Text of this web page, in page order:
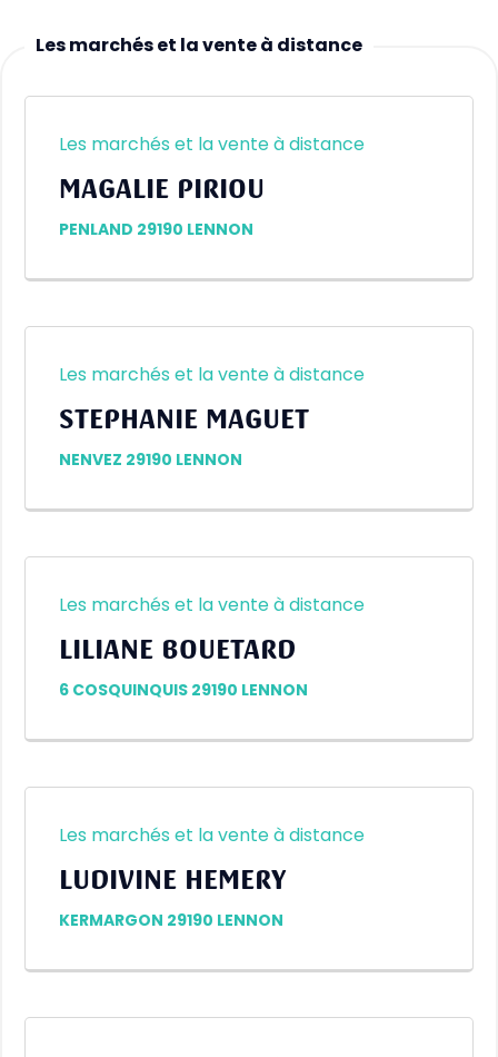
Les marchés et la vente à distance
Les marchés et la vente à distance
MAGALIE PIRIOU
PENLAND 29190 LENNON
Les marchés et la vente à distance
STEPHANIE MAGUET
NENVEZ 29190 LENNON
Les marchés et la vente à distance
LILIANE BOUETARD
6 COSQUINQUIS 29190 LENNON
Les marchés et la vente à distance
LUDIVINE HEMERY
KERMARGON 29190 LENNON